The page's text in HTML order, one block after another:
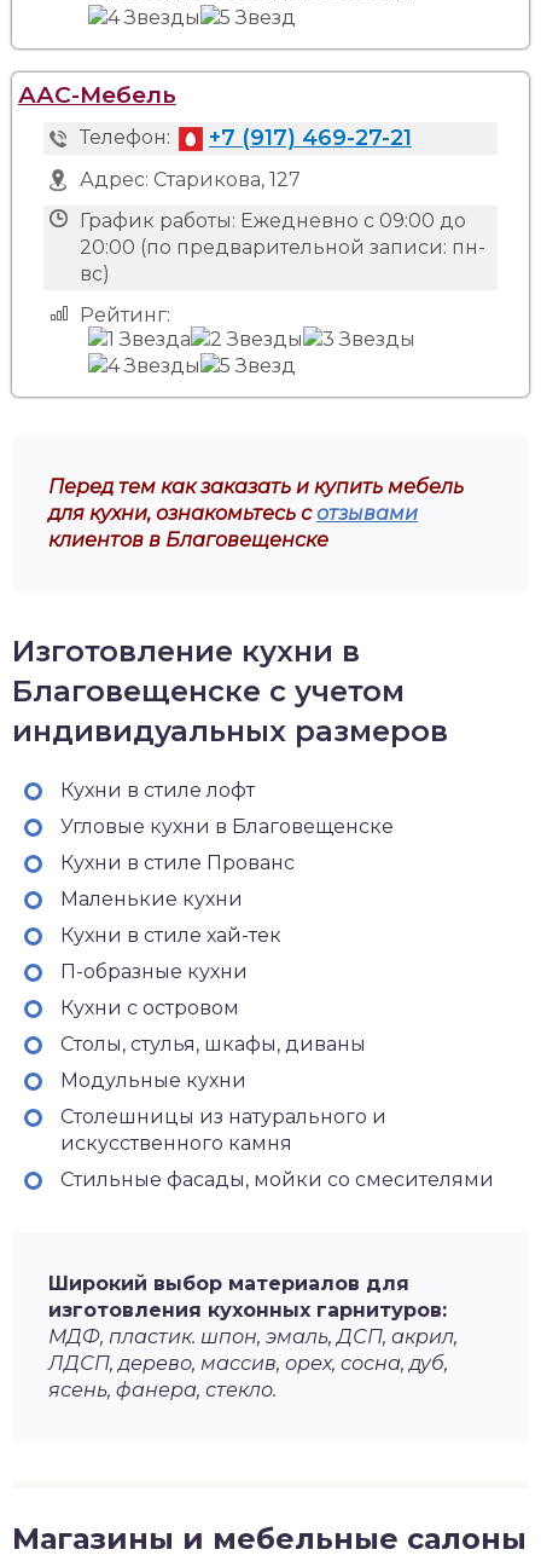
ААС-Мебель
Телефон: +7 (917) 469-27-21
Адрес: Старикова, 127
График работы: Ежедневно с 09:00 до
20:00 (по предварительной записи: пн-
вс)
Рейтинг:
Перед тем как заказать и купить мебель
для кухни, ознакомьтесь сотзывами
клиентов в Благовещенске
Изготовление кухни в
Благовещенске с учетом
индивидуальных размеров
Кухни в стиле лофт
Угловые кухни в Благовещенске
Кухни в стиле Прованс
Маленькие кухни
Кухни в стиле хай-тек
П-образные кухни
Кухни с островом
Столы, стулья, шкафы, диваны
Модульные кухни
Столешницы из натурального и
искусственного камня
Стильные фасады, мойки со смесителями
Широкий выбор материалов для
изготовления кухонных гарнитуров:
МДФ, пластик. шпон, эмаль, ДСП, акрил,
ЛДСП, дерево, массив, орех, сосна, дуб,
ясень, фанера, стекло.
Магазины и мебельные салоны